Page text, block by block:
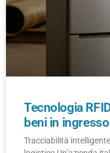
Tecnologia
beni in
Tracciabilità